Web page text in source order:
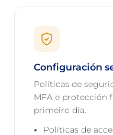
Configuración
Políticas de
MFA e protección
primeiro día.
Políticas de